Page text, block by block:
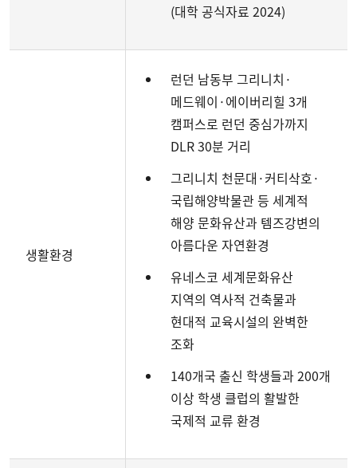
(대학 공식자료 2024)
생활환경
런던 남동부 그리니치·
메드웨이·에이버리힐 3개
캠퍼스로 런던 중심가까지
DLR 30분 거리
그리니치 천문대·커티삭호·
국립해양박물관 등 세계적
해양 문화유산과 템즈강변의
아름다운 자연환경
유네스코 세계문화유산
지역의 역사적 건축물과
현대적 교육시설의 완벽한
조화
140개국 출신 학생들과 200개
이상 학생 클럽의 활발한
국제적 교류 환경